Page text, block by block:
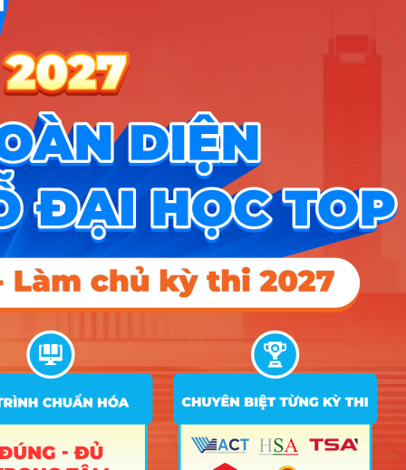
M00; M01; M26; M27; M28; M29;
11
Tài chính
– Ngân
hàng
A00; A02; X01; X06; X08; X10;
X05; X24; X26; B00; B02; B03;
B08; X04; X12; X14; X20; X65;
D01; D07; D09; D10; D14; D15;
X25; X27; X28; X78; X80; X81;
M00; M01; M26; M27; M28; M29;
M30
12 Kế toán
A00; A02; X01; X06; X08; X10;
A01; A03; A04; A05; A06; A07;
X05; X24; X26; B00; B02; B03;
D01; D07; D09; D10; D14; D15;
X25; X27; X28; X78; X80; X81;
M00; M01; M26; M27; M28; M29;
M30
16.5 23.02 22.5
1
13 Luật
A01; A03; A04; A05; A06; A07;
B08; X04; X12; X14; X20; X65;
X25; X27; X28; X78; X80; X81;
M30
19 25.1 22.51
A00; A02; X01; X06; X08; X10;
A01; A03; A04; A05; A06; A07;